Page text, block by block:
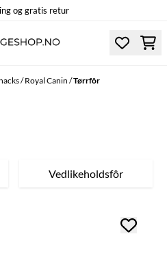
og gratis retur
/Royal Canin /Tørrfôr
Vedlikeholdsfôr